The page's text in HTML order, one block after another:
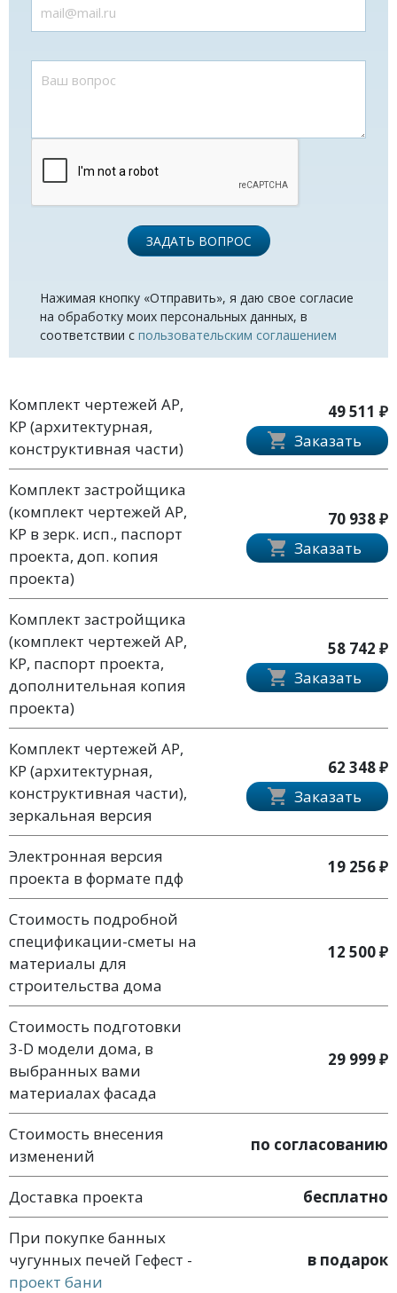
ЗАДАТЬ ВОПРОС
Нажимая кнопку «Отправить», я даю свое согласие
на обработку моих персональных данных, в
соответствии с пользовательским соглашением
Комплект чертежей АР,
КР (архитектурная,
конструктивная части)
49 511 ₽
Заказать
Комплект застройщика
(комплект чертежей АР,
КР в зерк. исп., паспорт
проекта, доп. копия
проекта)
70 938 ₽
Заказать
Комплект застройщика
(комплект чертежей АР,
КР, паспорт проекта,
дополнительная копия
проекта)
58 742 ₽
Заказать
Комплект чертежей АР,
КР (архитектурная,
конструктивная части),
зеркальная версия
62 348 ₽
Заказать
Электронная версия
проекта в формате пдф
19 256 ₽
Стоимость подробной
спецификации-сметы на
материалы для
строительства дома
12 500 ₽
Стоимость подготовки
3-D модели дома, в
выбранных вами
материалах фасада
29 999 ₽
Стоимость внесения
изменений
по согласованию
Доставка проекта
бесплатно
При покупке банных
чугунных печей Гефест -
проект бани
в подарок